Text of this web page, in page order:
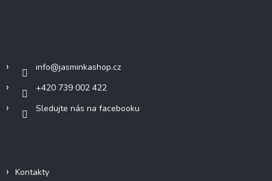
info@jasminkashop.cz
+420 739 002 422
Sledujte nás na facebooku
Kontakty